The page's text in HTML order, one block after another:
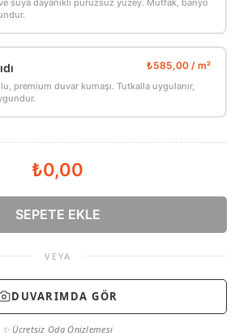
premium duvar kumaşı. Tutkalla uygulanır,
₺0,00
SEPETE EKLE
VEYA
DUVARIMDA GÖR
✨ Ücretsiz Oda Önizlemesi